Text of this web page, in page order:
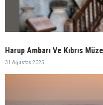
Harup Ambarı Ve Kıbrıs
31 Ağustos 2025